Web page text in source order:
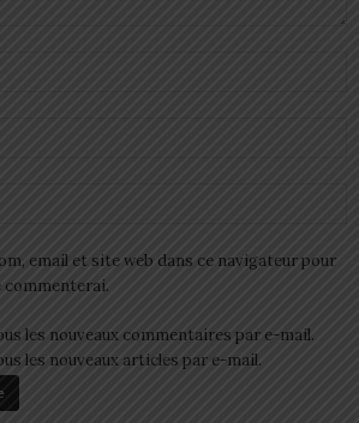
email et site web dans ce navigateur pour
commenterai.
les nouveaux commentaires par e-mail.
les nouveaux articles par e-mail.